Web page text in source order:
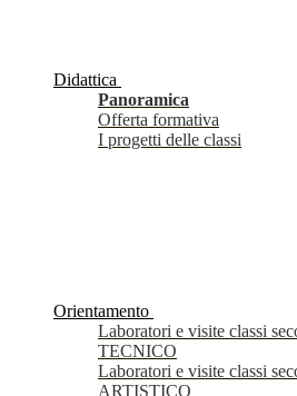
Didattica
Panoramica
Offerta formativa
I progetti delle classi
Orientamento
Laboratori e visite classi
TECNICO
Laboratori e visite classi
ARTISTICO